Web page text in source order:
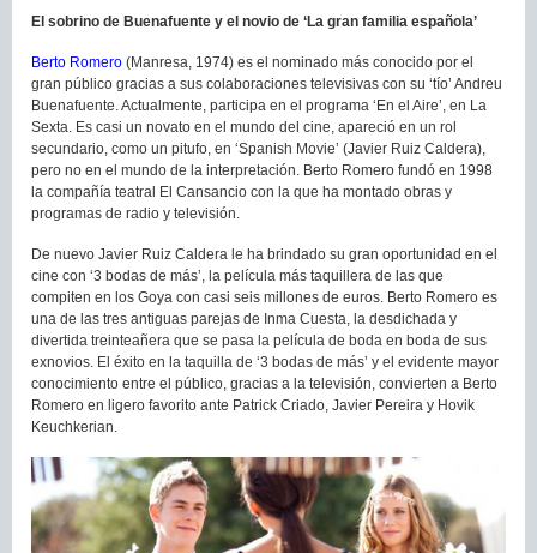
El sobrino de Buenafuente y el novio de ‘La gran familia española’
Berto Romero (Manresa, 1974) es el nominado más conocido por el
gran público gracias a sus colaboraciones televisivas con su ‘tío’ Andreu
Buenafuente. Actualmente, participa en el programa ‘En el Aire’, en La
Sexta. Es casi un novato en el mundo del cine, apareció en un rol
secundario, como un pitufo, en ‘Spanish Movie’ (Javier Ruiz Caldera),
pero no en el mundo de la interpretación. Berto Romero fundó en 1998
la compañía teatral El Cansancio con la que ha montado obras y
programas de radio y televisión.
De nuevo Javier Ruiz Caldera le ha brindado su gran oportunidad en el
cine con ‘3 bodas de más’, la película más taquillera de las que
compiten en los Goya con casi seis millones de euros. Berto Romero es
una de las tres antiguas parejas de Inma Cuesta, la desdichada y
divertida treinteañera que se pasa la película de boda en boda de sus
exnovios. El éxito en la taquilla de ‘3 bodas de más’ y el evidente mayor
conocimiento entre el público, gracias a la televisión, convierten a Berto
Romero en ligero favorito ante Patrick Criado, Javier Pereira y Hovik
Keuchkerian.